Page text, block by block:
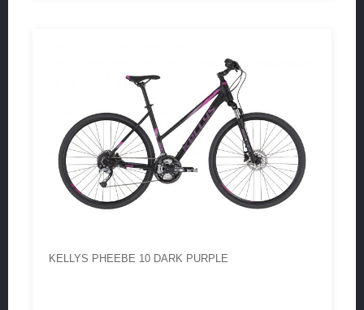
KELLYS PHEEBE 10 DARK PURPLE